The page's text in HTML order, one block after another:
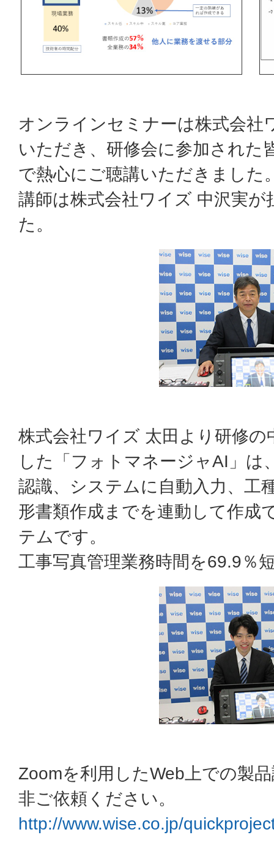
オンラインセミナーは株式会社
いただき、研修会に参加された
で熱心にご聴講いただきました
講師は株式会社ワイズ 中沢実
た。
株式会社ワイズ 太田より研修
した「フォトマネージャAI」は
認識、システムに自動入力、工
形書類作成までを連動して作成
テムです。
工事写真管理業務時間を69.9％
Zoomを利用したWeb上での製
非ご依頼ください。
http://www.wise.co.jp/